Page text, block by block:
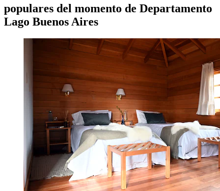
populares del momento de Departamento
Lago Buenos Aires